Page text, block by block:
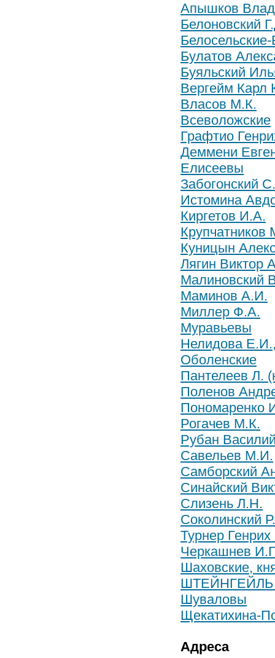
Апышков
Белоновский
Булатов
Буяльский
Вергейм Карл
Власов М.К.
Всеволожские
Графтио
Деммени
Елисеевы
Забогонский
Истомина
Киргетов И.А.
Крупчатников
Куницын
Лягин Виктор
Малиновский
Маминов А.И.
Миллер Ф.А.
Муравьевы
Нелидова
Оболенские
Пантелеев Л.
Поленов
Пономаренко
Рогачев М.К.
Рубан
Савельев М.И.
Самборский
Синайский
Слизень Л.Н.
Соколинский
Турнер
Черкашнев
Шаховские,
ШТЕЙНГЕЙЛЬ
Шуваловы
Щекатихина-
Адреса